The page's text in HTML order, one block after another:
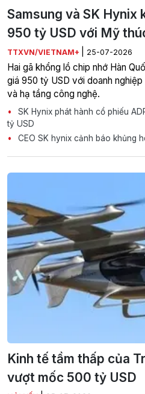
Samsung và SK Hynix
950 tỷ USD với Mỹ
TTXVN/VIETNAM+ 25-07-2026
Hai gã khổng lồ chip nhớ Hàn
giá 950 tỷ USD với doanh
và hạ tầng công nghệ.
SK Hynix phát hành cổ phiếu
tỷ USD
CEO SK hynix cảnh báo khủng
Kinh tế tầm thấp của
vượt mốc 500 tỷ USD